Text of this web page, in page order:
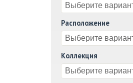
Расположение
Коллекция